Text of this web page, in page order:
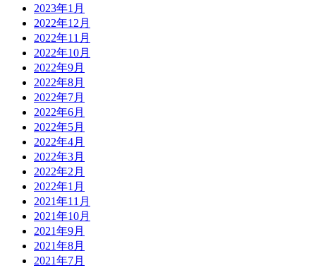
2023年1月
2022年12月
2022年11月
2022年10月
2022年9月
2022年8月
2022年7月
2022年6月
2022年5月
2022年4月
2022年3月
2022年2月
2022年1月
2021年11月
2021年10月
2021年9月
2021年8月
2021年7月